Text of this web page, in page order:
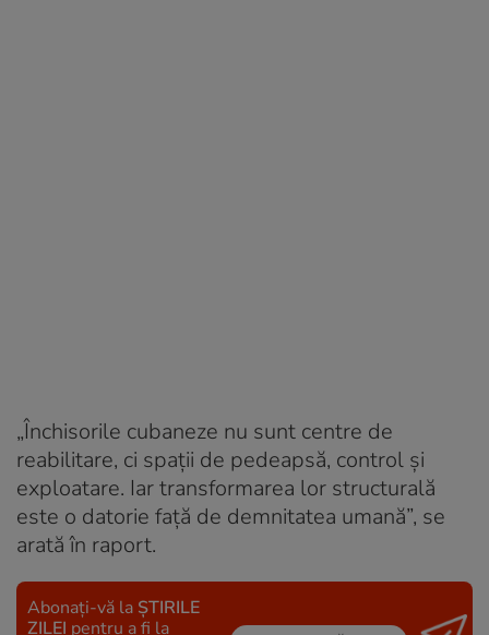
„Închisorile cubaneze nu sunt centre de
reabilitare, ci spații de pedeapsă, control și
exploatare. Iar transformarea lor structurală
este o datorie față de demnitatea umană”, se
arată în raport.
Abonați-vă la ȘTIRILE
ZILEI pentru a fi la